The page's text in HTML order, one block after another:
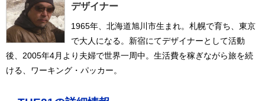
デザイナー
1965年、北海道旭川市生まれ。札幌で育ち、東京
で大人になる。新宿にてデザイナーとして活動
後、2005年4月より夫婦で世界一周中。生活費を稼ぎながら旅を続
ける、ワーキング・パッカー。